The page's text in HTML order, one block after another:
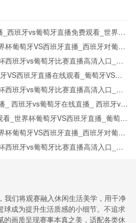
西班牙vs葡萄牙直播免费观看_世界杯
观看高清视频直播
杯葡萄牙VS西班牙直播_西班牙对葡萄
西班牙vs葡萄牙比赛直播高清入口_西
VS西班牙直播在线观看_葡萄牙VS西
西班牙vs葡萄牙比赛直播高清入口_西
_ 西班牙vs葡萄牙在线直播_ 西班牙vs
播网
_世界杯葡萄牙VS西班牙直播_葡萄牙
杯葡萄牙VS西班牙直播_西班牙对葡萄
西班牙vs葡萄牙比赛直播高清入口_西
我们将观赛融入休闲生活美学，用干净
球成为提升生活质感的小细节。不追求
的画质呈现赛事本真之美，适配各类休